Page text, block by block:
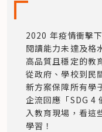
2020 年疫情衝擊
閱讀能力未達及格
高品質且穩定的教
從政府、學校到民
新方案保障所有學
企流回應「SDG 4
入教育現場，看這
學習！